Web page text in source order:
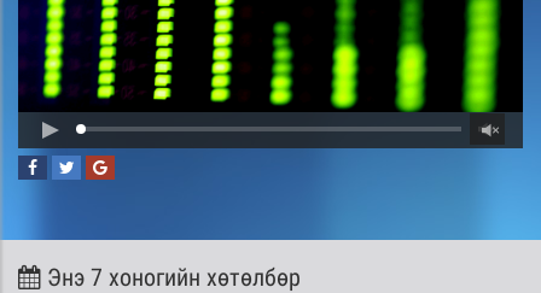
Энэ 7 хоногийн хөтөлбөр